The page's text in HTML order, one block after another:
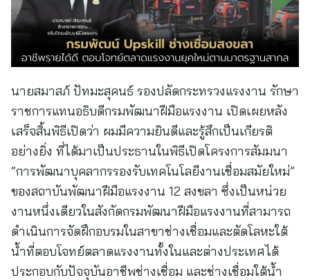
นายสมาสภ์ ปัทมะสุคนธ์ รองปลัดกระทรวงแรงงาน รักษา
ราชการแทนอธิบดีกรมพัฒนาฝีมือแรงงาน เปิดเผยหลัง
เสร็จสิ้นพิธีเปิดว่า ผมมีความยินดีและรู้สึกเป็นเกียรติ
อย่างยิ่ง ที่ได้มาเป็นประธานในพิธีเปิดโครงการสัมมนา
“การพัฒนาบุคลากรรองรับเทคโนโลยีงานเชื่อมสมัยใหม่”
ของสถาบันพัฒนาฝีมือแรงงาน 12 สงขลา ซึ่งเป็นหน่วย
งานหนึ่งเดียวในสังกัดกรมพัฒนาฝีมือแรงงานที่สามารถ
ดำเนินการจัดฝึกอบรมในสาขาช่างเชื่อมและตัดโลหะใต้
น้ำที่ตอบโจทย์ตลาดแรงงานทั้งในและต่างประเทศได้
ประกอบกับปัจจุบันอาชีพช่างเชื่อม และช่างเชื่อมใต้น้ำ